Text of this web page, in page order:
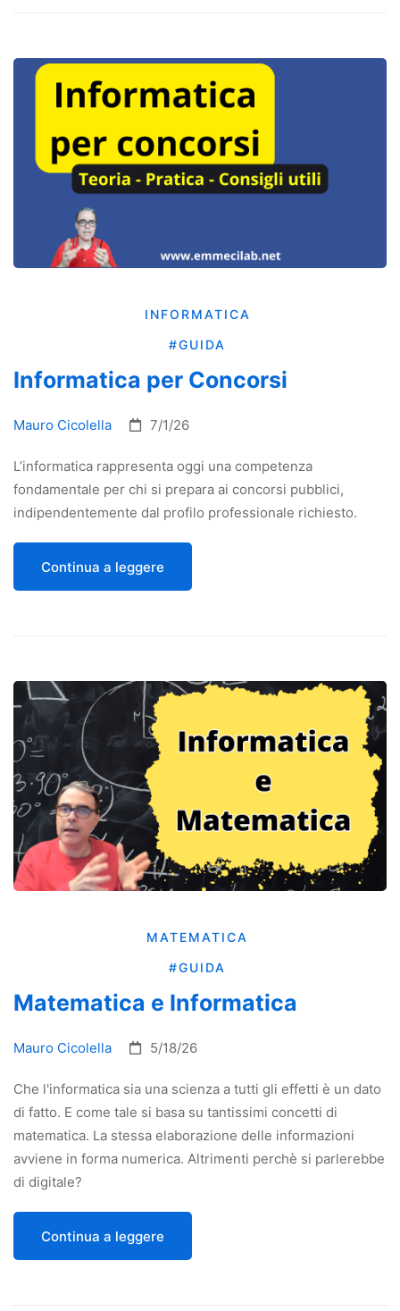
INFORMATICA
#GUIDA
Informatica per Concorsi
Mauro Cicolella 7/1/26
L’informatica rappresenta oggi una competenza
fondamentale per chi si prepara ai concorsi pubblici,
indipendentemente dal profilo professionale richiesto.
Continua a leggere
MATEMATICA
#GUIDA
Matematica e Informatica
Mauro Cicolella 5/18/26
Che l'informatica sia una scienza a tutti gli effetti è un dato
di fatto. E come tale si basa su tantissimi concetti di
matematica. La stessa elaborazione delle informazioni
avviene in forma numerica. Altrimenti perchè si parlerebbe
di digitale?
Continua a leggere